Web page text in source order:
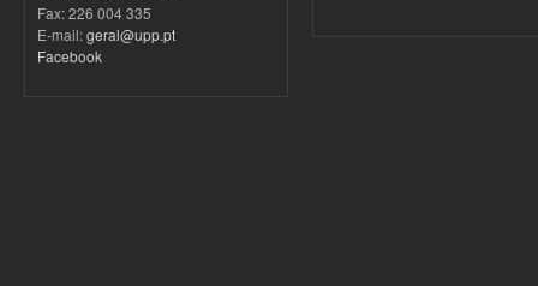
Fax: 226 004 335
E-mail:geral@upp.pt
Facebook